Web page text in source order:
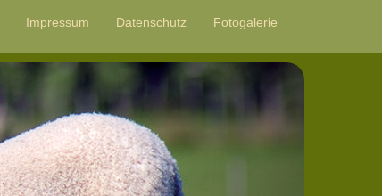
Impressum Datenschutz Fotogalerie